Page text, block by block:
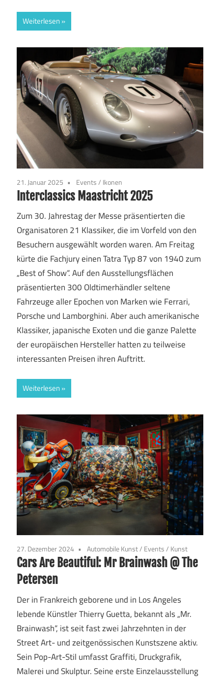
Weiterlesen
21. Januar 2025 Events/ Ikonen
Interclassics Maastricht 2025
Zum 30. Jahrestag der Messe präsentierten die
Organisatoren 21 Klassiker, die im Vorfeld von den
Besuchern ausgewählt worden waren. Am Freitag
kürte die Fachjury einen Tatra Typ 87 von 1940 zum
„Best of Show“. Auf den Ausstellungsflächen
präsentierten 300 Oldtimerhändler seltene
Fahrzeuge aller Epochen von Marken wie Ferrari,
Porsche und Lamborghini. Aber auch amerikanische
Klassiker, japanische Exoten und die ganze Palette
der europäischen Hersteller hatten zu teilweise
interessanten Preisen ihren Auftritt.
Weiterlesen
27. Dezember 2024 Automobile Kunst/ Events/ Kunst
Cars Are Beautiful: Mr Brainwash @ The
Petersen
Der in Frankreich geborene und in Los Angeles
lebende Künstler Thierry Guetta, bekannt als „Mr.
Brainwash“, ist seit fast zwei Jahrzehnten in der
Street Art- und zeitgenössischen Kunstszene aktiv.
Sein Pop-Art-Stil umfasst Graffiti, Druckgrafik,
Malerei und Skulptur. Seine erste Einzelausstellung